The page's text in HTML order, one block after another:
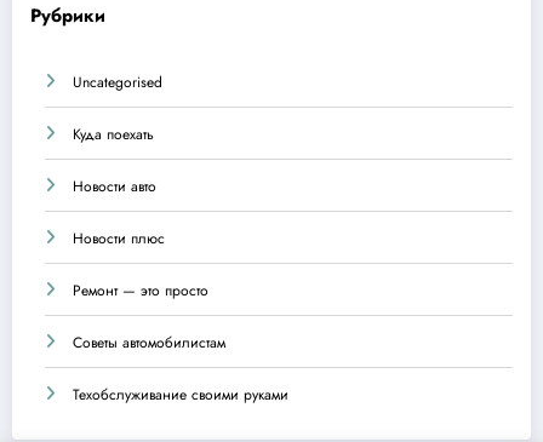
Рубрики
Uncategorised
Куда поехать
Новости авто
Новости плюс
Ремонт — это просто
Советы автомобилистам
Техобслуживание своими руками